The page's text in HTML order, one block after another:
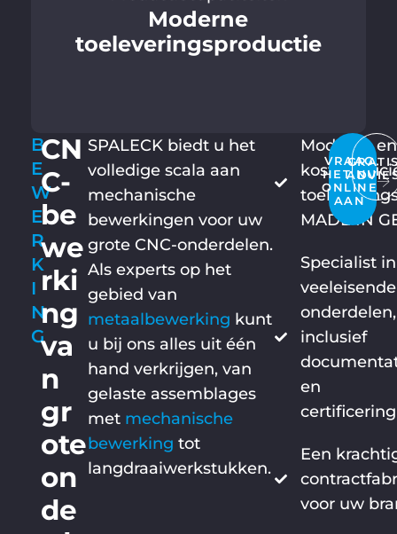
B
E
W
E
R
K
I
N
G
CN
C-
be
we
rki
ng
va
n
gr
ote
on
de
SPALECK biedt u het
volledige scala aan
mechanische
bewerkingen voor uw
grote CNC-onderdelen.
Als experts op het
gebied van
metaalbewerking kunt
u bij ons alles uit één
hand verkrijgen, van
gelaste assemblages
met mechanische
bewerking tot
langdraaiwerkstukken.
Moderne en
MADE IN
Specialist in
veeleisende
onderdelen,
inclusief
en
certificering
Een
voor uw
VRAAG
HET NU
ONLINE
AAN
Moderne
toeleveringsproductie